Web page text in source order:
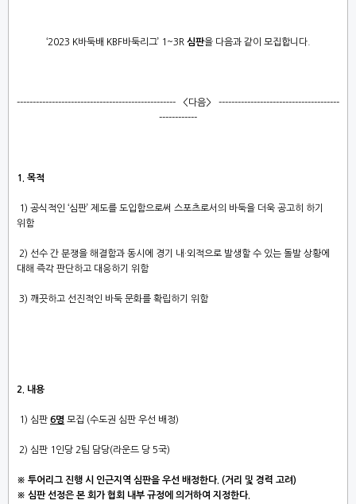
‘2023 K바둑배 KBF바둑리그’ 1~3R 심판을 다음과 같이 모집합니다.
-------------------------------------------------- <다음> --------------------------------------
------------
1. 목적
1) 공식적인 ‘심판’ 제도를 도입함으로써 스포츠로서의 바둑을 더욱 공고히 하기
위함
2) 선수 간 분쟁을 해결함과 동시에 경기 내·외적으로 발생할 수 있는 돌발 상황에
대해 즉각 판단하고 대응하기 위함
3) 깨끗하고 선진적인 바둑 문화를 확립하기 위함
2. 내용
1) 심판 6명 모집​ (수도권 심판 우선 배정)​
2) 심판 1인당 2팀 담당(라운드 당 5국)
※ 투어리그 진행 시 인근지역 심판을 우선 배정한다. (거리 및 경력 고려)
※ 심판 선정은 본 회가 협회 내부 규정에 의거하여 지정한다.